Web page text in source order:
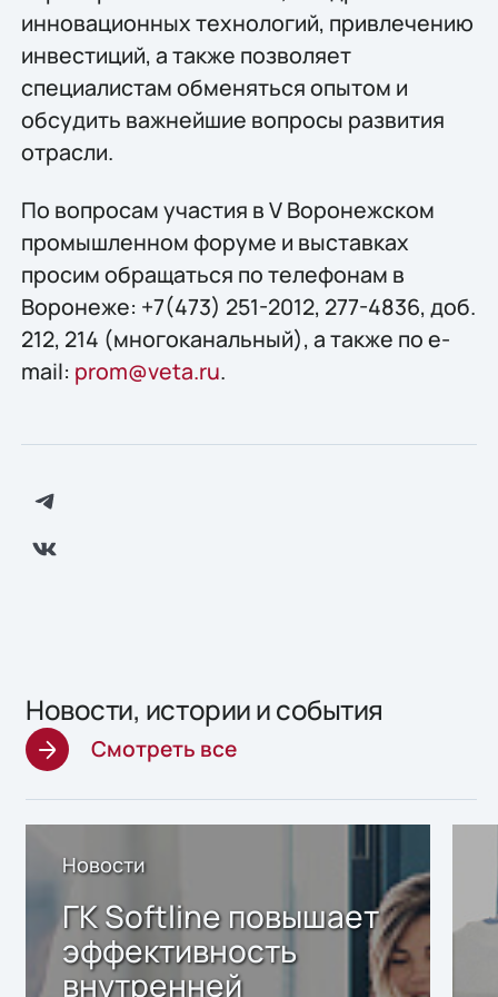
инновационных технологий, привлечению
инвестиций, а также позволяет
специалистам обменяться опытом и
обсудить важнейшие вопросы развития
отрасли.
По вопросам участия в V Воронежском
промышленном форуме и выставках
просим обращаться по телефонам в
Воронеже: +7(473) 251-2012, 277-4836, доб.
212, 214 (многоканальный), а также по e-
mail: prom@veta.ru.
Новости, истории и события
Смотреть все
Новости
ГК Softline повышает
эффективность
внутренней